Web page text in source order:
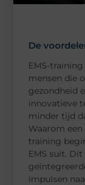
De
EMS-
mensen die
gezondheid
innovatieve
minder tijd
Waarom een
training
EMS suit.
impulsen